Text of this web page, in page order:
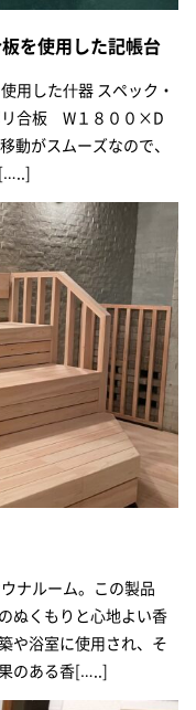
を使用した記帳台
用した什器 スペック・
合板 W１８００×D
動がスムーズなので、
ナルーム。この製品
ぬくもりと心地よい香
や浴室に使用され、そ
のある香[…..]